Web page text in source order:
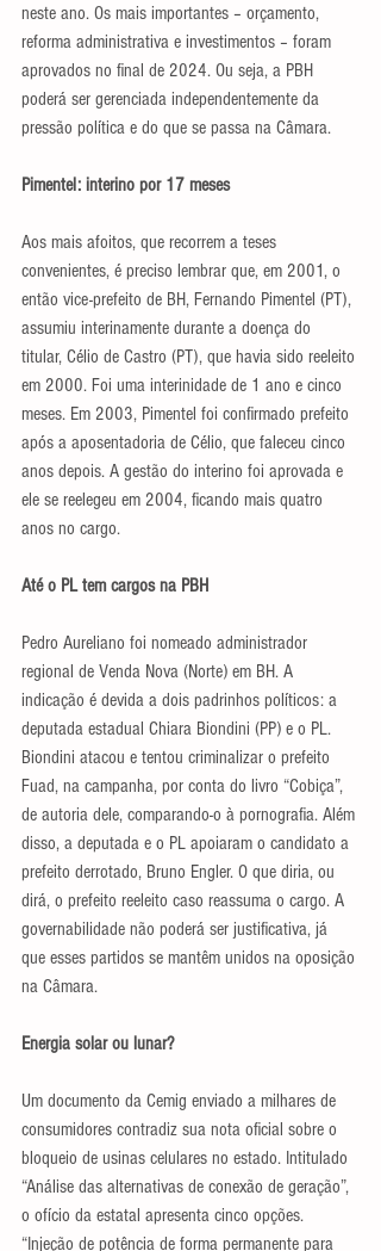
neste ano. Os mais importantes – orçamento,
reforma administrativa e investimentos – foram
aprovados no final de 2024. Ou seja, a PBH
poderá ser gerenciada independentemente da
pressão política e do que se passa na Câmara.
Pimentel: interino por 17 meses
Aos mais afoitos, que recorrem a teses
convenientes, é preciso lembrar que, em 2001, o
então vice-prefeito de BH, Fernando Pimentel (PT),
assumiu interinamente durante a doença do
titular, Célio de Castro (PT), que havia sido reeleito
em 2000. Foi uma interinidade de 1 ano e cinco
meses. Em 2003, Pimentel foi confirmado prefeito
após a aposentadoria de Célio, que faleceu cinco
anos depois. A gestão do interino foi aprovada e
ele se reelegeu em 2004, ficando mais quatro
anos no cargo.
Até o PL tem cargos na PBH
Pedro Aureliano foi nomeado administrador
regional de Venda Nova (Norte) em BH. A
indicação é devida a dois padrinhos políticos: a
deputada estadual Chiara Biondini (PP) e o PL.
Biondini atacou e tentou criminalizar o prefeito
Fuad, na campanha, por conta do livro “Cobiça”,
de autoria dele, comparando-o à pornografia. Além
disso, a deputada e o PL apoiaram o candidato a
prefeito derrotado, Bruno Engler. O que diria, ou
dirá, o prefeito reeleito caso reassuma o cargo. A
governabilidade não poderá ser justificativa, já
que esses partidos se mantêm unidos na oposição
na Câmara.
Energia solar ou lunar?
Um documento da Cemig enviado a milhares de
consumidores contradiz sua nota oficial sobre o
bloqueio de usinas celulares no estado. Intitulado
“Análise das alternativas de conexão de geração”,
o ofício da estatal apresenta cinco opções.
“Injeção de potência de forma permanente para